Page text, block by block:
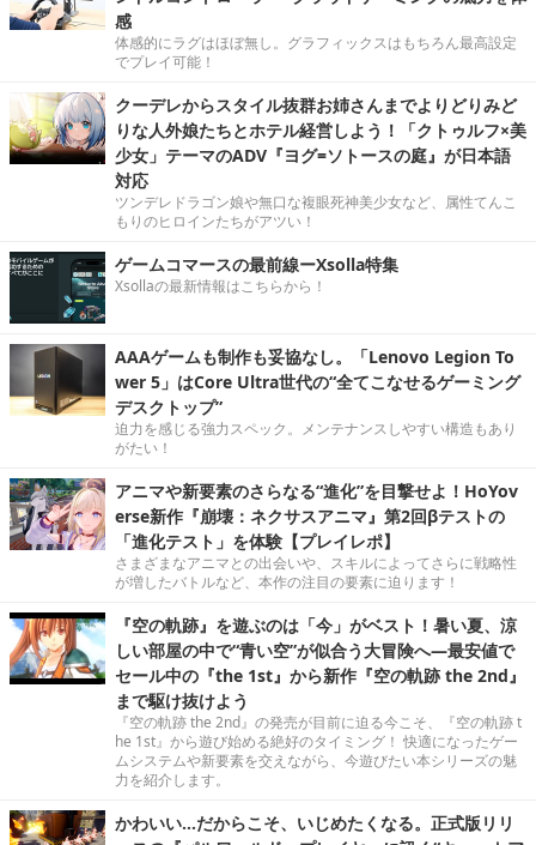
感
体感的にラグはほぼ無し。グラフィックスはもちろん最高設定
でプレイ可能！
クーデレからスタイル抜群お姉さんまでよりどりみど
りな人外娘たちとホテル経営しよう！「クトゥルフ×美
少女」テーマのADV『ヨグ=ソトースの庭』が日本語
対応
ツンデレドラゴン娘や無口な複眼死神美少女など、属性てんこ
もりのヒロインたちがアツい！
ゲームコマースの最前線ーXsolla特集
Xsollaの最新情報はこちらから！
AAAゲームも制作も妥協なし。「Lenovo Legion To
wer 5」はCore Ultra世代の“全てこなせるゲーミング
デスクトップ”
迫力を感じる強力スペック。メンテナンスしやすい構造もあり
がたい！
アニマや新要素のさらなる“進化”を目撃せよ！HoYov
erse新作『崩壊：ネクサスアニマ』第2回βテストの
「進化テスト」を体験【プレイレポ】
さまざまなアニマとの出会いや、スキルによってさらに戦略性
が増したバトルなど、本作の注目の要素に迫ります！
『空の軌跡』を遊ぶのは「今」がベスト！暑い夏、涼
しい部屋の中で“青い空”が似合う大冒険へ―最安値で
セール中の『the 1st』から新作『空の軌跡 the 2nd』
まで駆け抜けよう
『空の軌跡 the 2nd』の発売が目前に迫る今こそ、『空の軌跡 t
he 1st』から遊び始める絶好のタイミング！ 快適になったゲー
ムシステムや新要素を交えながら、今遊びたい本シリーズの魅
力を紹介します。
かわいい…だからこそ、いじめたくなる。正式版リリ